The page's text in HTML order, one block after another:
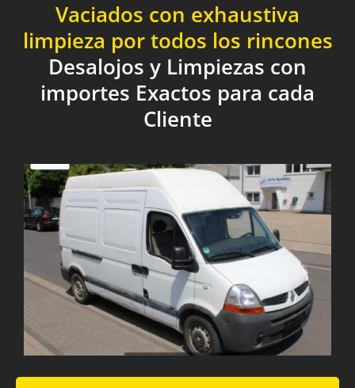
Vaciados con exhaustiva
limpieza por todos los rincones
Desalojos y Limpiezas con
importes Exactos para cada
Cliente